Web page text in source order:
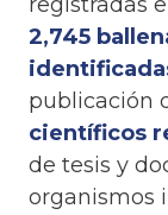
registradas
2,745
publicación
científicos
de tesis y
organismos